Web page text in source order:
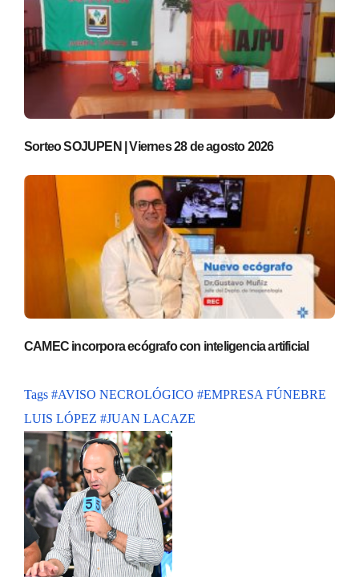
Sorteo SOJUPEN | Viernes 28 de agosto 2026
CAMEC incorpora ecógrafo con inteligencia artificial
Tags #AVISO NECROLÓGICO #EMPRESA FÚNEBRE
LUIS LÓPEZ #JUAN LACAZE